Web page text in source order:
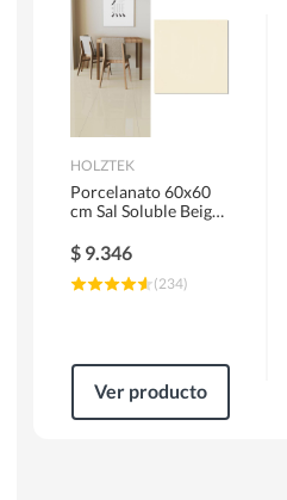
Pinturas
HOLZTEK
Porcelanato 60x60
cm Sal Soluble Beige
$ 9.346
(234)
Ver producto